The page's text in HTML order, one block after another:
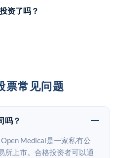
资了吗？
票常见问题
吗？
Medical是一家私有公
所上市。合格投资者可以通